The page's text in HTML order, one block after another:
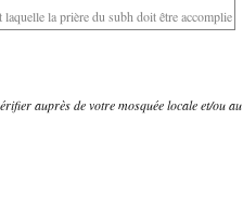
la prière du subh doit être accomplie
auprès de votre mosquée locale et/ou au